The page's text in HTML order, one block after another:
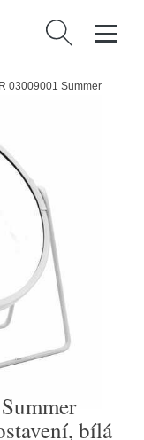
Vyhledávání
03009001 Summer
bílá